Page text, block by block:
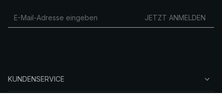
JETZT ANMELDEN
KUNDENSERVICE